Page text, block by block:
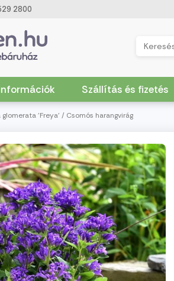
2800
Szállítás és fizetés
'Freya' / Csomós harangvirág